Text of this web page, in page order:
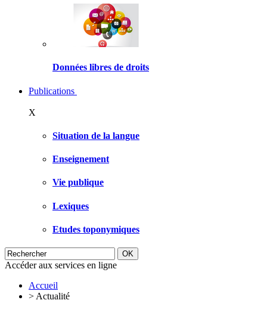
Données libres de droits
Publications
X
Situation de la langue
Enseignement
Vie publique
Lexiques
Etudes toponymiques
Accéder aux services en ligne
Accueil
> Actualité